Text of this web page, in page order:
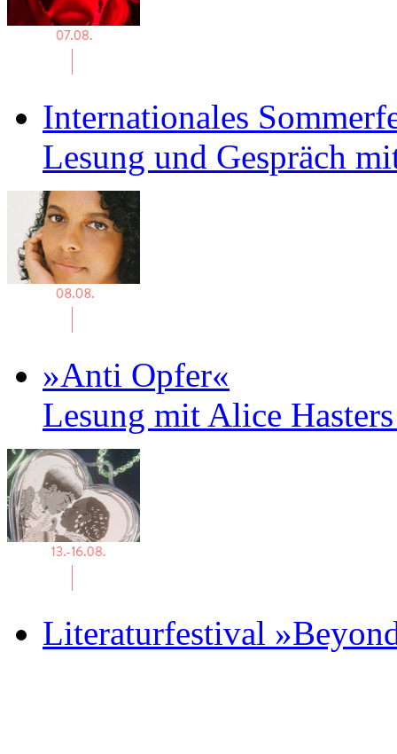
Internationales
Lesung und Gespräch
»Anti Opfer«
Lesung mit Alice
Literaturfestival